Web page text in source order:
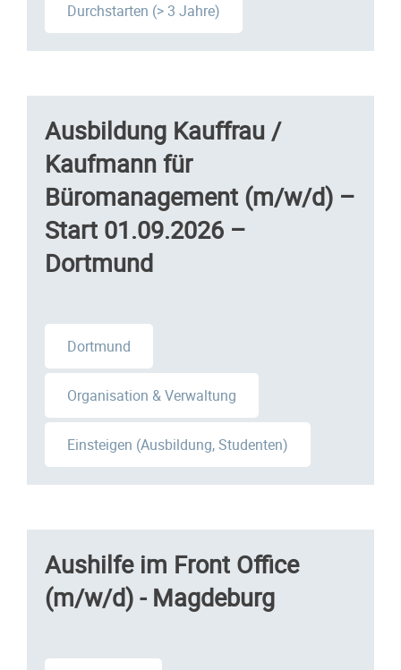
Durchstarten (> 3 Jahre)
Ausbildung Kauffrau /
Kaufmann für
Büromanagement (m/w/d) –
Start 01.09.2026 –
Dortmund
Dortmund
Organisation & Verwaltung
Einsteigen (Ausbildung, Studenten)
Aushilfe im Front Office
(m/w/d) - Magdeburg